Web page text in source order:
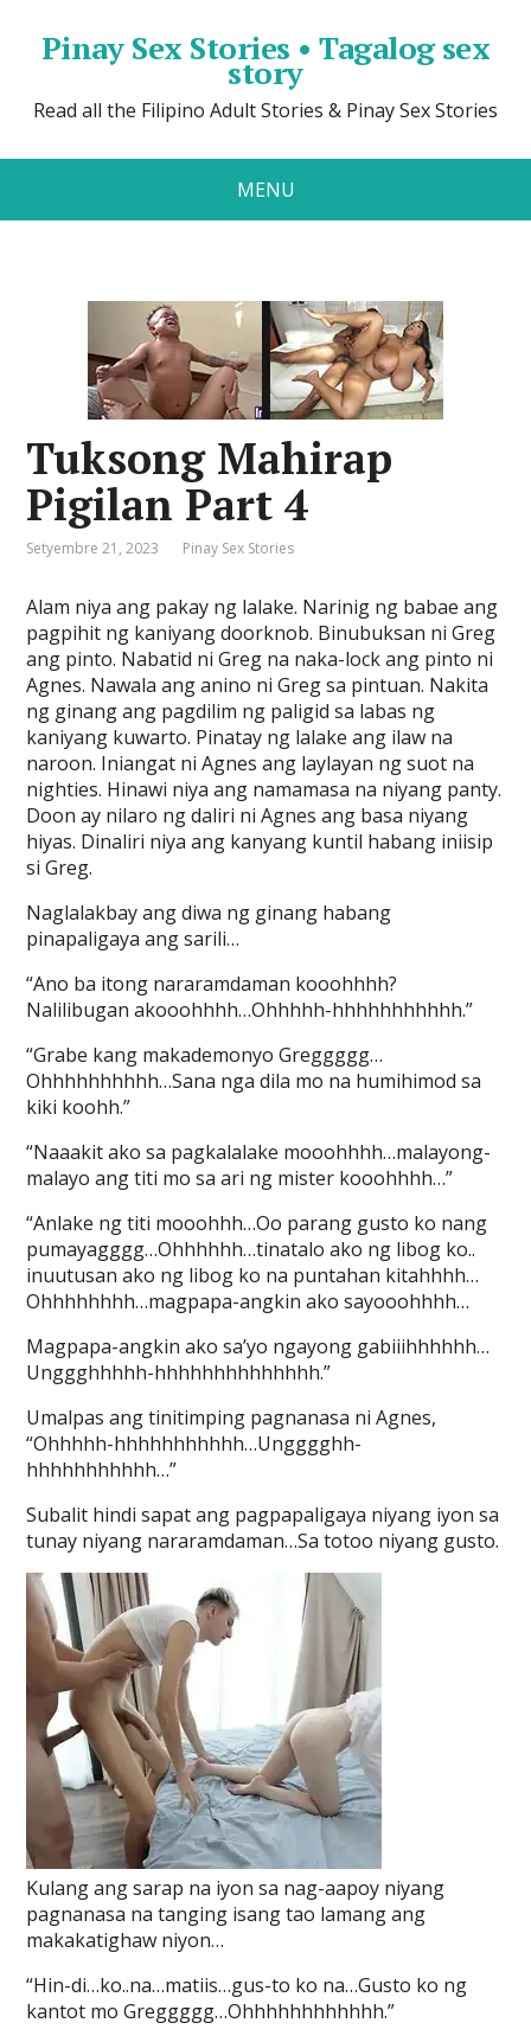
Pinay Sex Stories • Tagalog sex
story
Read all the Filipino Adult Stories & Pinay Sex Stories
MENU
Tuksong Mahirap
Pigilan Part 4
Setyembre 21, 2023 Pinay Sex Stories
Alam niya ang pakay ng lalake. Narinig ng babae ang
pagpihit ng kaniyang doorknob. Binubuksan ni Greg
ang pinto. Nabatid ni Greg na naka-lock ang pinto ni
Agnes. Nawala ang anino ni Greg sa pintuan. Nakita
ng ginang ang pagdilim ng paligid sa labas ng
kaniyang kuwarto. Pinatay ng lalake ang ilaw na
naroon. Iniangat ni Agnes ang laylayan ng suot na
nighties. Hinawi niya ang namamasa na niyang panty.
Doon ay nilaro ng daliri ni Agnes ang basa niyang
hiyas. Dinaliri niya ang kanyang kuntil habang iniisip
si Greg.
Naglalakbay ang diwa ng ginang habang
pinapaligaya ang sarili…
“Ano ba itong nararamdaman kooohhhh?
Nalilibugan akooohhhh…Ohhhhh-hhhhhhhhhhh.”
“Grabe kang makademonyo Greggggg…
Ohhhhhhhhhh…Sana nga dila mo na humihimod sa
kiki koohh.”
“Naaakit ako sa pagkalalake mooohhhh…malayong-
malayo ang titi mo sa ari ng mister kooohhhh…”
“Anlake ng titi mooohhh…Oo parang gusto ko nang
pumayagggg…Ohhhhhh…tinatalo ako ng libog ko..
inuutusan ako ng libog ko na puntahan kitahhhh…
Ohhhhhhhh…magpapa-angkin ako sayooohhhh…
Magpapa-angkin ako sa’yo ngayong gabiiihhhhhh…
Unggghhhhh-hhhhhhhhhhhhhh.”
Umalpas ang tinitimping pagnanasa ni Agnes,
“Ohhhhh-hhhhhhhhhhh…Ungggghh-
hhhhhhhhhhh…”
Subalit hindi sapat ang pagpapaligaya niyang iyon sa
tunay niyang nararamdaman…Sa totoo niyang gusto.
Kulang ang sarap na iyon sa nag-aapoy niyang
pagnanasa na tanging isang tao lamang ang
makakatighaw niyon…
“Hin-di…ko..na…matiis…gus-to ko na…Gusto ko ng
kantot mo Greggggg…Ohhhhhhhhhhhh.”